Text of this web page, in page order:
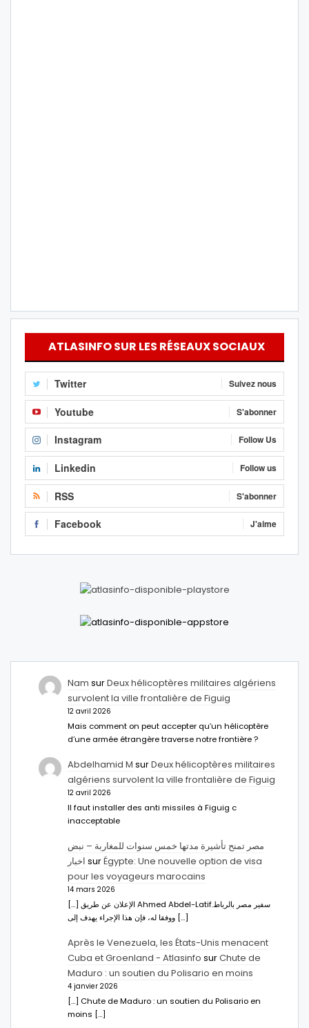
ATLASINFO SUR LES RÉSEAUX SOCIAUX
Twitter Suivez nous
Youtube S'abonner
Instagram Follow Us
Linkedin Follow us
RSS S'abonner
Facebook J'aime
Nam surDeux hélicoptères militaires algériens
survolent la ville frontalière de Figuig
12 avril 2026
Mais comment on peut accepter qu’un hélicoptère
d’une armée étrangère traverse notre frontière ?
Abdelhamid M surDeux hélicoptères militaires
algériens survolent la ville frontalière de Figuig
12 avril 2026
Il faut installer des anti missiles à Figuig c
inacceptable
مصر تمنح تأشيرة مدتها خمس سنوات للمغاربة – نبض
اخبار surÉgypte: Une nouvelle option de visa
pour les voyageurs marocains
14 mars 2026
[…] الإعلان عن طريق Ahmed Abdel-Latifسفير مصر بالرباط.
ووفقا له، فإن هذا الإجراء يهدف إلى […]
Après le Venezuela, les États-Unis menacent
Cuba et Groenland - Atlasinfo surChute de
Maduro : un soutien du Polisario en moins
4 janvier 2026
[…] Chute de Maduro : un soutien du Polisario en
moins […]